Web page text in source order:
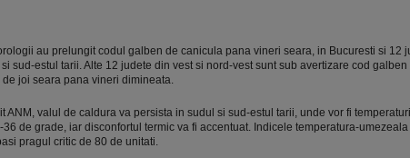
au prelungit codul galben de canicula pana vineri seara, in Bucuresti si 12
sud-estul tarii. Alte 12 judete din vest si nord-vest sunt sub avertizare cod galben
de joi seara pana vineri dimineata.
ANM, valul de caldura va persista in sudul si sud-estul tarii, unde vor fi
36 de grade, iar disconfortul termic va fi accentuat. Indicele temperatura-
pragul critic de 80 de unitati.